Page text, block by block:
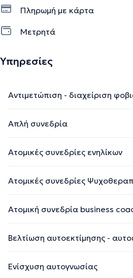
Πληρωμή με κάρτα
Μετρητά
Υπηρεσίες
Αντιμετώπιση - διαχείριση
Απλή συνεδρία
Ατομικές συνεδρίες ενηλίκων
Ατομικές συνεδρίες
Ατομική συνεδρία business
Βελτίωση αυτοεκτίμησης -
Ενίσχυση αυτογνωσίας